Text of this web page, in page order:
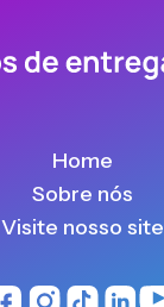
Home
Sobre nós
Visite nosso site